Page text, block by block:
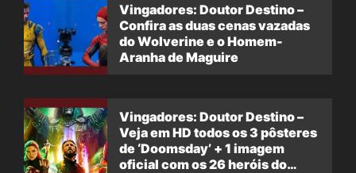
Vingadores: Doutor Destino –
Confira as duas cenas vazadas
do Wolverine e o Homem-
Aranha de Maguire
Vingadores: Doutor Destino –
Veja em HD todos os 3 pôsteres
de ‘Doomsday’ + 1 imagem
oficial com os 26 heróis do